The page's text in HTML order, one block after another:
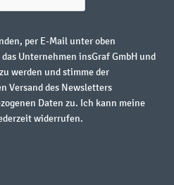
per E-Mail unter oben
Unternehmen insGraf GmbH und
werden und stimme der
Versand des Newsletters
Daten zu. Ich kann meine
widerrufen.